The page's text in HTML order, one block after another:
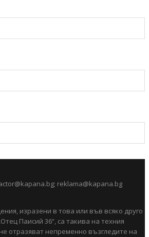
; reklama@kapana.bg
изразени в това или във всяко друго
Паисий 36“, са такива на техния
отразяват непременно възгледите на